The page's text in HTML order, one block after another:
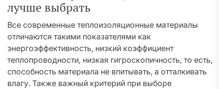
лучше выбрать
Все современные теплоизоляционные материалы
отличаются такими показателями как
энергоэффективность, низкий коэффициент
теплопроводности, низкая гигроскопичность, то есть,
способность материала не впитывать, а отталкивать
влагу. Также важный критерий при выборе